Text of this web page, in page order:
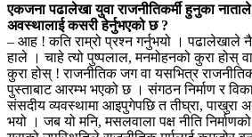
एकजना पढालेखा युवा राजनीतिकर्मी हुनुका
अवस्थालाई कसरी हेर्नुभएको छ ?
– आह ! कति राम्रो प्रश्न गर्नुभयो । पढालेखाले
हाले । चाहे त्यो पुष्पलाल, मनमोहनको कुरा होस्
कुरा होस् ! राजनीतिक जग वा यसभित्र
पुस्ताबाट आरम्भ भएको छ । संगठन निर्माण र
संसदीय व्यवस्थामा आइपुगेपछि त तीघ्रा, पाखुरा
भयो । जब यो मनि, मसलवाला पक्ष नीति